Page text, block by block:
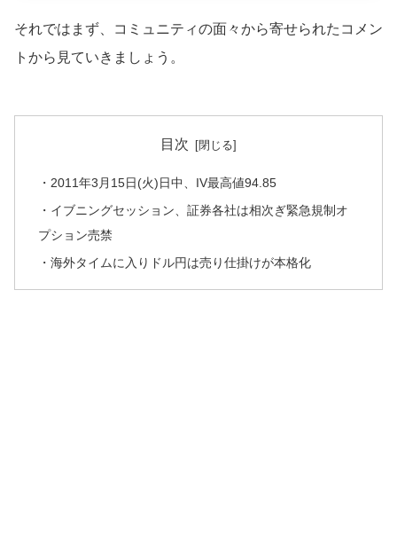
それではまず、コミュニティの面々から寄せられたコメン
トから見ていきましょう。
目次
・2011年3月15日(火)日中、IV最高値94.85
・イブニングセッション、証券各社は相次ぎ緊急規制オ
プション売禁
・海外タイムに入りドル円は売り仕掛けが本格化